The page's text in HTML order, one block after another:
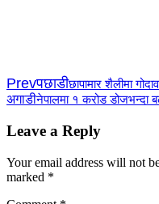
Prevपछाडीछापामार शैलीमा
अगाडीनेपालमा १ करोड डोजभन्दा
Leave a Reply
Your email address will not
marked *